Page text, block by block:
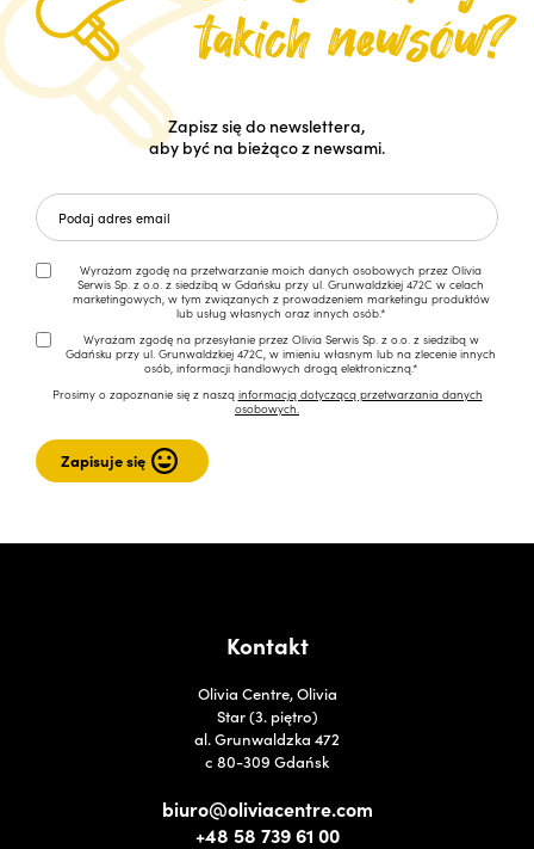
Zapisz się do newslettera,
aby być na bieżąco z newsami.
Wyrażam zgodę na przetwarzanie moich danych osobowych przez Olivia
Serwis Sp. z o.o. z siedzibą w Gdańsku przy ul. Grunwaldzkiej 472C w celach
marketingowych, w tym związanych z prowadzeniem marketingu produktów
lub usług własnych oraz innych osób.*
Wyrażam zgodę na przesyłanie przez Olivia Serwis Sp. z o.o. z siedzibą w
Gdańsku przy ul. Grunwaldzkiej 472C, w imieniu własnym lub na zlecenie innych
osób, informacji handlowych drogą elektroniczną.*
Prosimy o zapoznanie się z naszą informacją dotyczącą przetwarzania danych
osobowych.
Kontakt
Olivia Centre, Olivia
Star (3. piętro)
al. Grunwaldzka 472
c 80-309 Gdańsk
biuro@oliviacentre.com
+48 58 739 61 00